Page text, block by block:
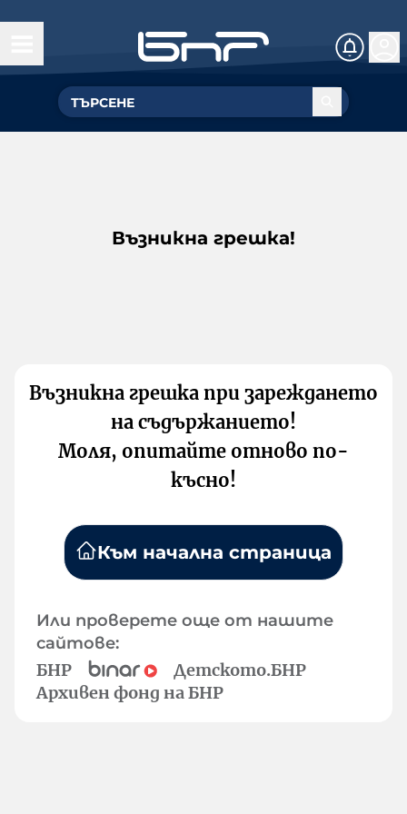
Възникна грешка!
Възникна грешка при зареждането
на съдържанието!
Моля, опитайте отново по-
късно!
Към начална страница
Или проверете още от нашите
сайтове:
БНР
Детското.БНР
Архивен фонд на БНР